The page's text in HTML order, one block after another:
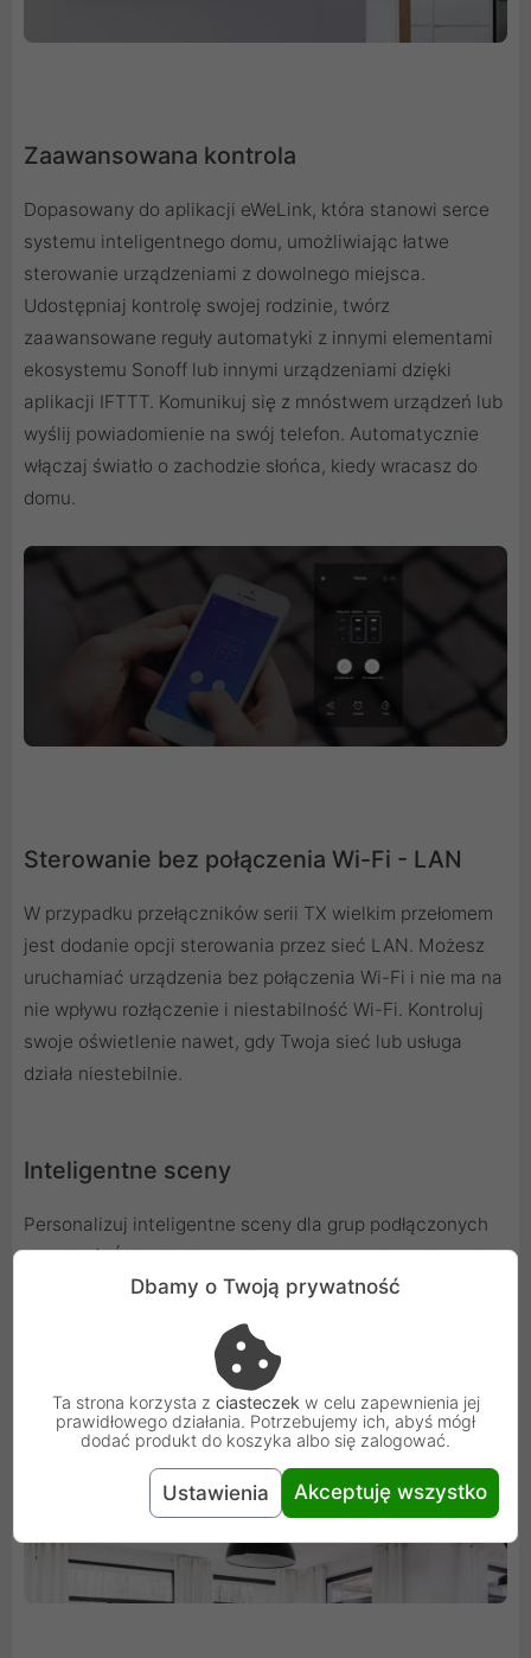
Zaawansowana kontrola
Dopasowany do aplikacji eWeLink, która stanowi serce
systemu inteligentnego domu, umożliwiając łatwe
sterowanie urządzeniami z dowolnego miejsca.
Udostępniaj kontrolę swojej rodzinie, twórz
zaawansowane reguły automatyki z innymi elementami
ekosystemu Sonoff lub innymi urządzeniami dzięki
aplikacji IFTTT. Komunikuj się z mnóstwem urządzeń lub
wyślij powiadomienie na swój telefon. Automatycznie
włączaj światło o zachodzie słońca, kiedy wracasz do
domu.
Sterowanie bez połączenia Wi-Fi - LAN
W przypadku przełączników serii TX wielkim przełomem
jest dodanie opcji sterowania przez sieć LAN. Możesz
uruchamiać urządzenia bez połączenia Wi-Fi i nie ma na
nie wpływu rozłączenie i niestabilność Wi-Fi. Kontroluj
swoje oświetlenie nawet, gdy Twoja sieć lub usługa
działa niestebilnie.
Inteligentne sceny
Personalizuj inteligentne sceny dla grup podłączonych
urządzeń. Światło włączy się automatycznie, gdy twoja
rodzina lub przyjaciele przybędą do twojego domu. Nie
ma potrzeby częstej konfiguracji.
Dbamy o Twoją prywatność
Ta strona korzysta z ciasteczek w celu zapewnienia jej
prawidłowego działania. Potrzebujemy ich, abyś mógł
dodać produkt do koszyka albo się zalogować.
Ustawienia Akceptuję wszystko